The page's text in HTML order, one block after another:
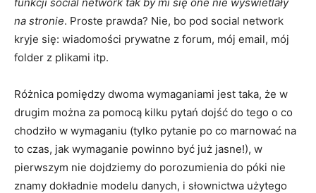
na stronie. Proste prawda? Nie, bo pod social network
kryje się: wiadomości prywatne z forum, mój email, mój
folder z plikami itp.
Różnica pomiędzy dwoma wymaganiami jest taka, że w
drugim można za pomocą kilku pytań dojść do tego o co
chodziło w wymaganiu (tylko pytanie po co marnować na
to czas, jak wymaganie powinno być już jasne!), w
pierwszym nie dojdziemy do porozumienia do póki nie
znamy dokładnie modelu danych, i słownictwa użytego